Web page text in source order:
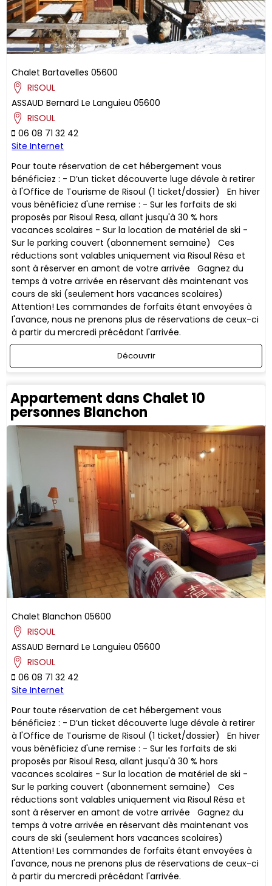
Chalet Bartavelles 05600
RISOUL
ASSAUD Bernard Le Languieu 05600
RISOUL
06 08 71 32 42
Site Internet
Pour toute réservation de cet hébergement vous
bénéficiez : - D’un ticket découverte luge dévale à retirer
à l'Office de Tourisme de Risoul (1 ticket/dossier) En hiver
vous bénéficiez d'une remise : - Sur les forfaits de ski
proposés par Risoul Resa, allant jusqu'à 30 % hors
vacances scolaires - Sur la location de matériel de ski -
Sur le parking couvert (abonnement semaine) ​Ces
réductions sont valables uniquement via Risoul Résa et
sont à réserver en amont de votre arrivée Gagnez du
temps à votre arrivée en réservant dès maintenant vos
cours de ski (seulement hors vacances scolaires)
Attention! Les commandes de forfaits étant envoyées à
l'avance, nous ne prenons plus de réservations de ceux-ci
à partir du mercredi précédant l'arrivée.
Découvrir
Appartement dans Chalet 10
personnes Blanchon
Chalet Blanchon 05600
RISOUL
ASSAUD Bernard Le Languieu 05600
RISOUL
06 08 71 32 42
Site Internet
Pour toute réservation de cet hébergement vous
bénéficiez : - D’un ticket découverte luge dévale à retirer
à l'Office de Tourisme de Risoul (1 ticket/dossier) En hiver
vous bénéficiez d'une remise : - Sur les forfaits de ski
proposés par Risoul Resa, allant jusqu'à 30 % hors
vacances scolaires - Sur la location de matériel de ski -
Sur le parking couvert (abonnement semaine) ​Ces
réductions sont valables uniquement via Risoul Résa et
sont à réserver en amont de votre arrivée Gagnez du
temps à votre arrivée en réservant dès maintenant vos
cours de ski (seulement hors vacances scolaires)
Attention! Les commandes de forfaits étant envoyées à
l'avance, nous ne prenons plus de réservations de ceux-ci
à partir du mercredi précédant l'arrivée.